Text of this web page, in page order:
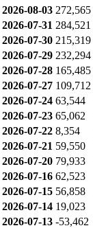
2026-08-03 272,565
2026-07-31 284,521
2026-07-30 215,319
2026-07-29 232,294
2026-07-28 165,485
2026-07-27 109,712
2026-07-24 63,544
2026-07-23 65,062
2026-07-22 8,354
2026-07-21 59,550
2026-07-20 79,933
2026-07-16 62,523
2026-07-15 56,858
2026-07-14 19,023
2026-07-13 -53,462